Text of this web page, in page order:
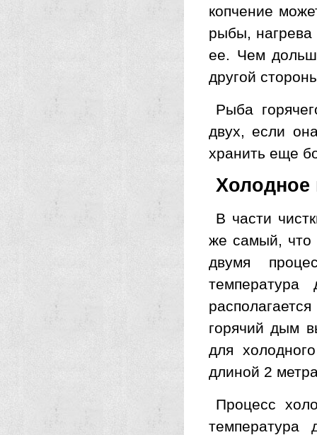
копчение
рыбы, нагрева
ее. Чем
другой
Рыба
двух, если
хранить еще
Холодное
В части
же самый, что
двумя
температура
горячий дым
для
длиной 2
Процесс